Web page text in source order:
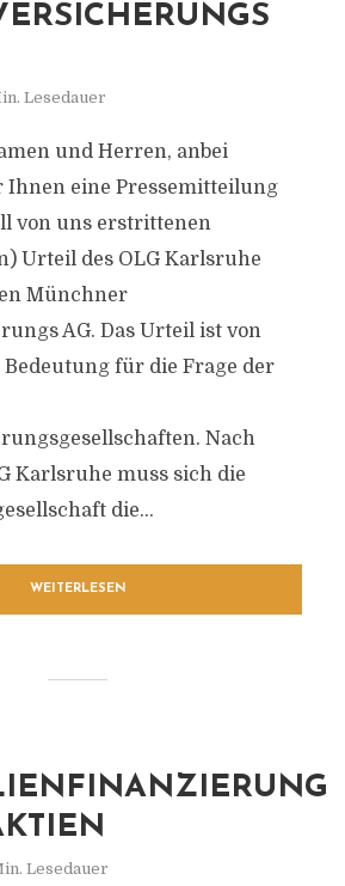
Lesedauer
und Herren, anbei
Ihnen eine Pressemitteilung
von uns erstrittenen
Urteil des OLG Karlsruhe
Münchner
AG. Das Urteil ist von
für die Frage der
Nach
Karlsruhe muss sich die
die...
WEITERLESEN
Lesedauer